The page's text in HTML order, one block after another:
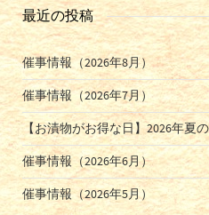
最近の投稿
催事情報（2026年8月）
催事情報（2026年7月）
【お漬物がお得な日】2026年夏
催事情報（2026年6月）
催事情報（2026年5月）